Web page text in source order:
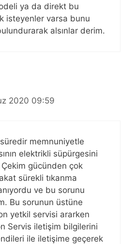
ya da direkt bu
isteyenler varsa bunu
alsınlar derim.
2020 09:59
memnuniyetle
elektrikli süpürgesini
Çekim gücünden çok
sürekli tıkanma
ve bu sorunu
Bu sorunun üstüne
yetkil servisi ararken
Servis iletişim bilgilerini
ile iletişime geçerek